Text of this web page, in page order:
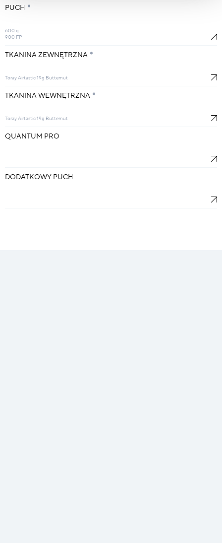
PUCH
600 g
900 FP
TKANINA ZEWNĘTRZNA
Toray Airtastic 19g Butternut
TKANINA WEWNĘTRZNA
Toray Airtastic 19g Butternut
QUANTUM PRO
DODATKOWY PUCH